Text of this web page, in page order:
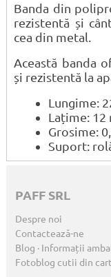
Banda din
rezistentă și
cea din metal.
Această banda
și rezistentă la
Lungime:
Lațime: 12
Grosime:
Suport:
PAFF SRL
Despre noi
Contactează-ne
Blog · Informații
Fotoblog cutii din